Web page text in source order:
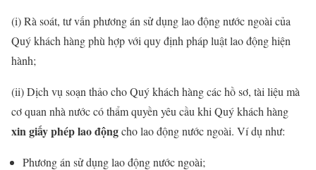
(i) Rà soát, tư vấn phương án sử dụng lao động nước ngoài của
Quý khách hàng phù hợp với quy định pháp luật lao động hiện
hành;
(ii) Dịch vụ soạn thảo cho Quý khách hàng các hồ sơ, tài liệu mà
cơ quan nhà nước có thẩm quyền yêu cầu khi Quý khách hàng
xin giấy phép lao độngcho lao động nước ngoài. Ví dụ như:
Phương án sử dụng lao động nước ngoài;